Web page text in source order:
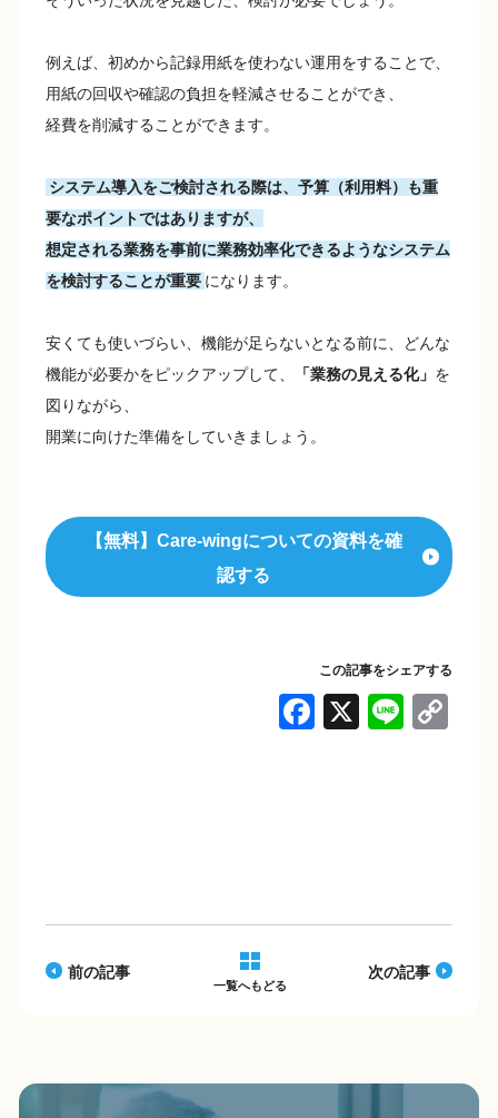
例えば、初めから記録用紙を使わない運用をすることで、
用紙の回収や確認の負担を軽減させることができ、
経費を削減することができます。
システム導入をご検討される際は、予算（利用料）も重
要なポイントではありますが、
想定される業務を事前に業務効率化できるようなシステム
を検討することが重要 になります。
安くても使いづらい、機能が足らないとなる前に、どんな
機能が必要かをピックアップして、
「業務の見える化」 を
図りながら、
開業に向けた準備をしていきましょう。
【無料】Care-wingについての資料を確
認する
この記事をシェアする
F
o
X Li
前の記事
一覧へもどる
次の記事